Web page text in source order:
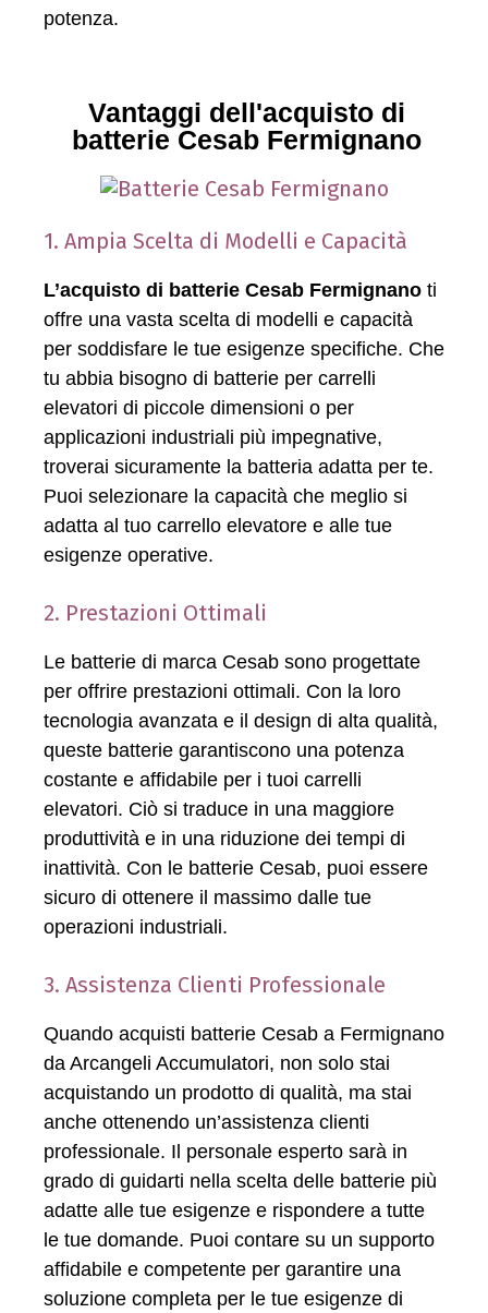
potenza.
Vantaggi dell'acquisto di
batterie Cesab Fermignano
1. Ampia Scelta di Modelli e Capacità
L’acquisto di batterie Cesab Fermignano ti
offre una vasta scelta di modelli e capacità
per soddisfare le tue esigenze specifiche. Che
tu abbia bisogno di batterie per carrelli
elevatori di piccole dimensioni o per
applicazioni industriali più impegnative,
troverai sicuramente la batteria adatta per te.
Puoi selezionare la capacità che meglio si
adatta al tuo carrello elevatore e alle tue
esigenze operative.
2. Prestazioni Ottimali
Le batterie di marca Cesab sono progettate
per offrire prestazioni ottimali. Con la loro
tecnologia avanzata e il design di alta qualità,
queste batterie garantiscono una potenza
costante e affidabile per i tuoi carrelli
elevatori. Ciò si traduce in una maggiore
produttività e in una riduzione dei tempi di
inattività. Con le batterie Cesab, puoi essere
sicuro di ottenere il massimo dalle tue
operazioni industriali.
3. Assistenza Clienti Professionale
Quando acquisti batterie Cesab a Fermignano
da Arcangeli Accumulatori, non solo stai
acquistando un prodotto di qualità, ma stai
anche ottenendo un’assistenza clienti
professionale. Il personale esperto sarà in
grado di guidarti nella scelta delle batterie più
adatte alle tue esigenze e rispondere a tutte
le tue domande. Puoi contare su un supporto
affidabile e competente per garantire una
soluzione completa per le tue esigenze di